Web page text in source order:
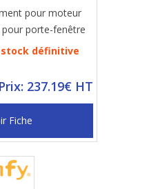
pour moteur
porte-fenêtre
définitive
Prix: 237.19€ HT
Fiche